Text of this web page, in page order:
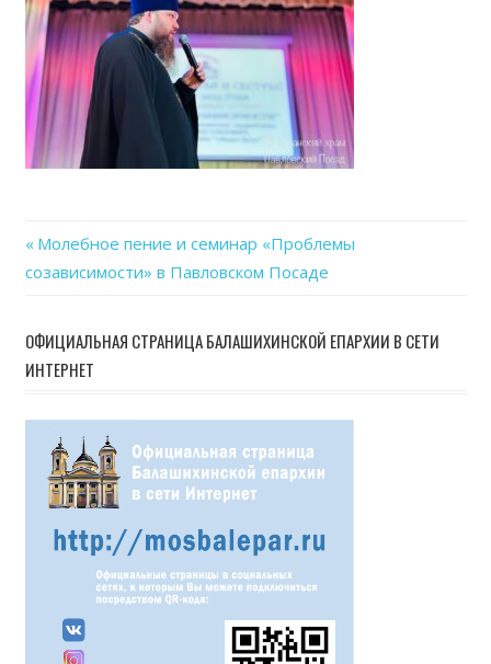
Навигация
записям
Previous
Post:
Молебное пение и семинар «Проблемы
созависимости» в Павловском Посаде
ОФИЦИАЛЬНАЯ СТРАНИЦА БАЛАШИХИНСКОЙ ЕПАРХИИ В СЕТИ
ИНТЕРНЕТ